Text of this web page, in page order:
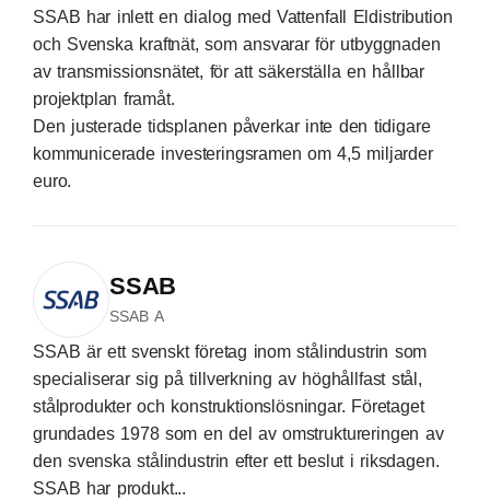
SSAB har inlett en dialog med Vattenfall Eldistribution
och Svenska kraftnät, som ansvarar för utbyggnaden
av transmissionsnätet, för att säkerställa en hållbar
projektplan framåt.
Den justerade tidsplanen påverkar inte den tidigare
kommunicerade investeringsramen om 4,5 miljarder
euro.
SSAB
SSAB A
SSAB är ett svenskt företag inom stålindustrin som
specialiserar sig på tillverkning av höghållfast stål,
stålprodukter och konstruktionslösningar. Företaget
grundades 1978 som en del av omstruktureringen av
den svenska stålindustrin efter ett beslut i riksdagen.
SSAB har produkt...